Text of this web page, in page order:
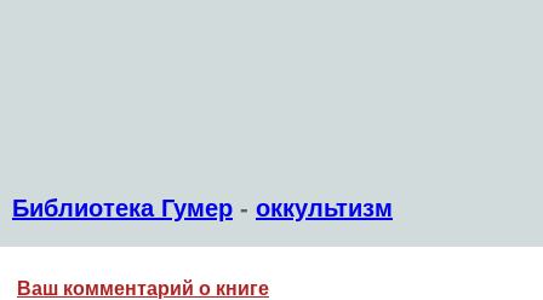
Библиотека Гумер - оккультизм
Ваш комментарий о книге